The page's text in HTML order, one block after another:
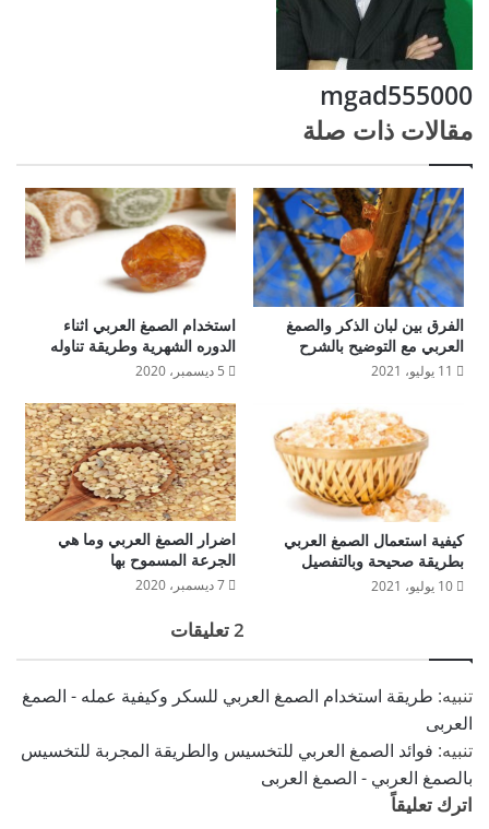
mgad555000
مقالات ذات صلة
الفرق بين لبان الذكر والصمغ
العربي مع التوضيح بالشرح
11 يوليو، 2021
استخدام الصمغ العربي اثناء
الدوره الشهرية وطريقة تناوله
5 ديسمبر، 2020
كيفية استعمال الصمغ العربي
بطريقة صحيحة وبالتفصيل
10 يوليو، 2021
اضرار الصمغ العربي وما هي
الجرعة المسموح بها
7 ديسمبر، 2020
2 تعليقات
تنبيه: طريقة استخدام الصمغ العربي للسكر وكيفية عمله - الصمغ
العربى
تنبيه: فوائد الصمغ العربي للتخسيس والطريقة المجربة للتخسيس
بالصمغ العربي - الصمغ العربى
اترك تعليقاً